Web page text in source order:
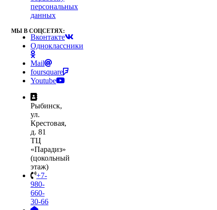
персональных
данных
МЫ В СОЦСЕТЯХ:
Вконтакте
Одноклассники
Mail
foursquare
Youtube
Рыбинск,
ул.
Крестовая,
д. 81
ТЦ
«Парадиз»
(цокольный
этаж)
+7-
980-
660-
30-66